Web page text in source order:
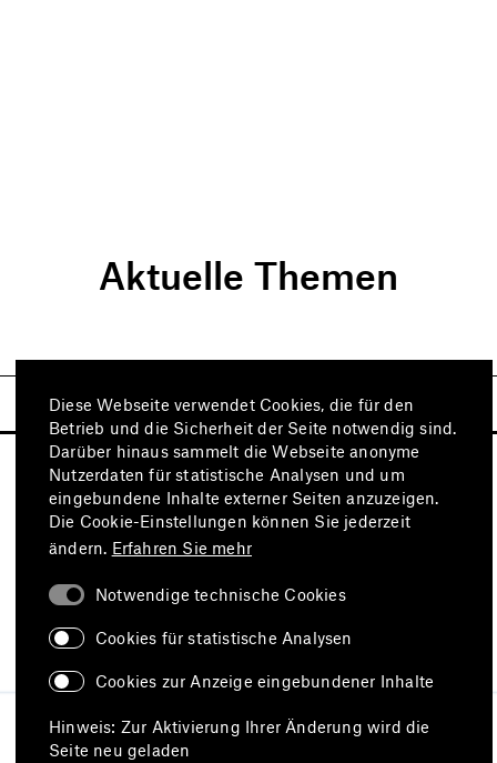
Aktuelle Themen
Besuchen Sie auch
Impressum
Datenschutz
Nutzungsbedingungen
Diese Webseite verwendet Cookies, die für den
Betrieb und die Sicherheit der Seite notwendig sind.
Darüber hinaus sammelt die Webseite anonyme
Nutzerdaten für statistische Analysen und um
eingebundene Inhalte externer Seiten anzuzeigen.
Die Cookie-Einstellungen können Sie jederzeit
ändern. Erfahren Sie mehr
Notwendige technische Cookies
Cookies für statistische Analysen
Cookies zur Anzeige eingebundener Inhalte
Hinweis: Zur Aktivierung Ihrer Änderung wird die
Seite neu geladen